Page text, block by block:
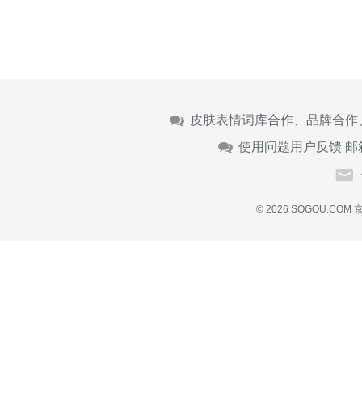
皮肤表情词库合作、品牌合
使用问题用户反馈 邮
© 2026 SOGOU.COM